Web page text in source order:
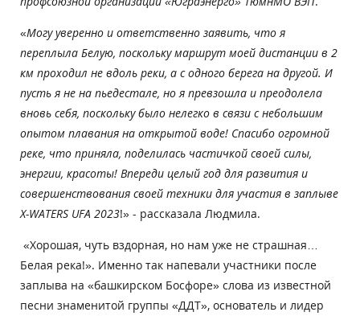
«Могу уверенно и ответственно заявить, что я
переплыла Белую, поскольку маршрут моей дистанции в 2
км проходил не вдоль реки, а с одного берега на другой. И
пусть я не на пьедестале, но я превзошла и преодолела
вновь себя, поскольку было нелегко в связи с небольшим
опытом плавания на открытой воде! Спасибо огромной
реке, что приняла, поделилась частичкой своей силы,
энергии, красоты! Впереди целый год для развития и
совершенствования своей техники для участия в заплыве
X-WATERS UFA 2023!» - рассказала Людмила.
«Хорошая, чуть вздорная, но нам уже не страшная…
Белая река!». Именно так напевали участники после
заплыва на «башкирском Босфоре» слова из известной
песни знаменитой группы «ДДТ», основатель и лидер